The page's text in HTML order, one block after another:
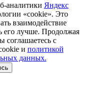
аналитики Яндекс
«cookie». Это
взаимодействие
его лучше. Продолжая
соглашаетесь с
и политикой
данных.